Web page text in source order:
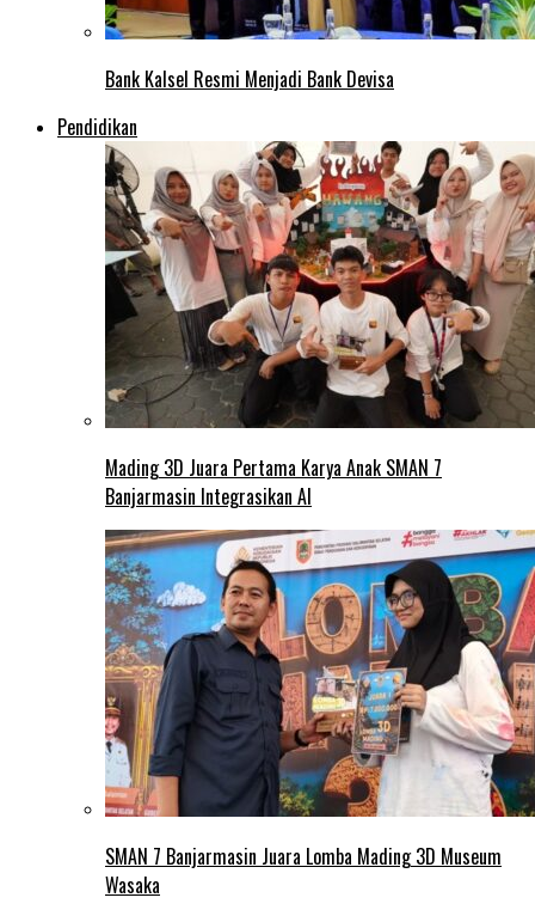
Bank Kalsel Resmi Menjadi Bank Devisa
Pendidikan
Mading 3D Juara Pertama Karya Anak SMAN 7
Banjarmasin Integrasikan AI
SMAN 7 Banjarmasin Juara Lomba Mading 3D Museum
Wasaka